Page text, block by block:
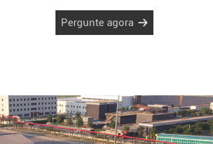
Pergunte agora